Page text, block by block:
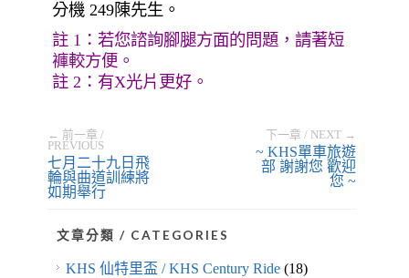
分機 249陳先生。
註 1：若您諮詢腳腿方面的問題，請著短
褲較方便。
註 2：有X光片更好。
← 前一章 /
PREVIOUS
七月二十九日飛
輪與曲道訓練將
如期舉行
下一章 / NEXT →
~ KHS單車旅遊
部 謝謝您 歡迎
您 ~
文章分類 / CATEGORIES
KHS 仙特里盃 / KHS Century Ride(18)